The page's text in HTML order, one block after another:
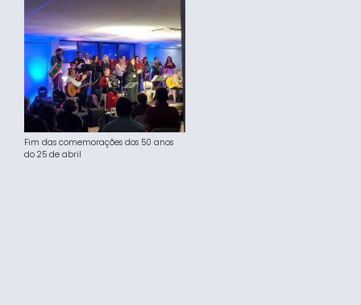
Fim das comemorações dos 50 anos
do 25 de abril